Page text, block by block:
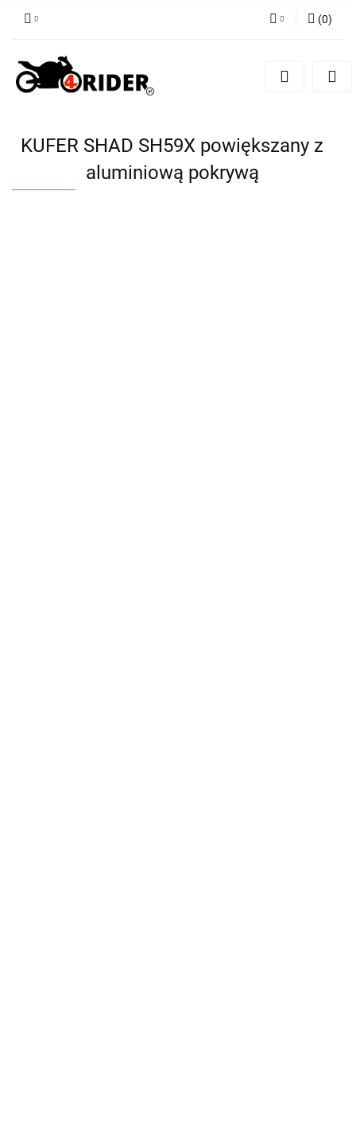
Zarejestruj się
(0)
KUFER SHAD SH59X powiększany z
aluminiową pokrywą